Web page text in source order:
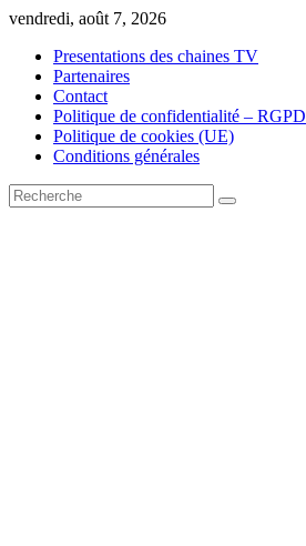
Skip
content
vendredi, août 7, 2026
Presentations des chaines TV
Partenaires
Contact
Politique de confidentialité – RGPD
Politique de cookies (UE)
Conditions générales